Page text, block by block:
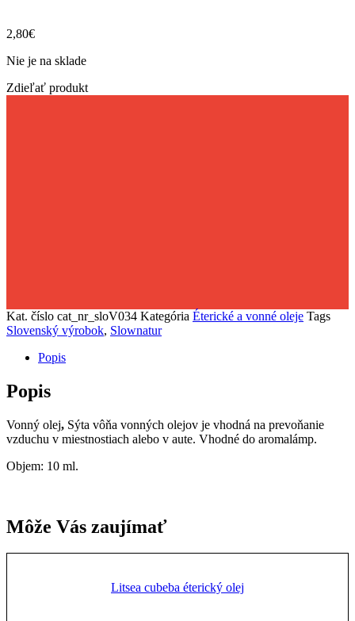
2,80€
Nie je na sklade
Zdieľať produkt
Kat. číslo cat_nr_sloV034 Kategória Éterické a vonné oleje Tags
Slovenský výrobok, Slownatur
Popis
Popis
Vonný olej, Sýta vôňa vonných olejov je vhodná na prevoňanie
vzduchu v miestnostiach alebo v aute. Vhodné do aromalámp.
Objem: 10 ml.
Môže Vás zaujímať
Litsea cubeba éterický olej